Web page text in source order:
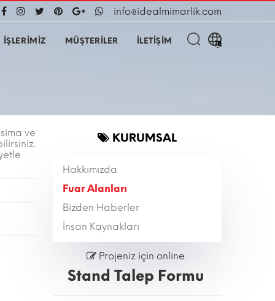
info@idealmimarlik.com
İŞLERİMİZ MÜŞTERİLER İLETİŞİM
ve
KURUMSAL
Hakkımızda
Fuar Alanları
Bizden Haberler
İnsan Kaynakları
Projeniz için online
Stand Talep Formu